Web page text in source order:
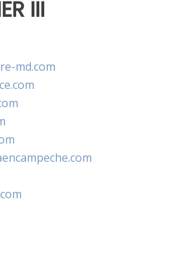
III
md.com